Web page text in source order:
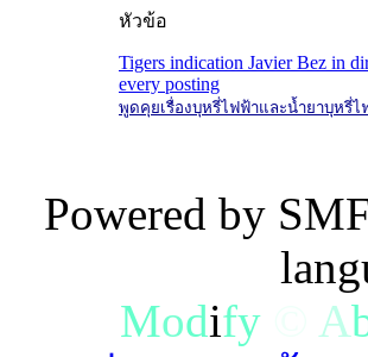
หัวข้อ
Tigers indication Javier Bez in
every posting
พูดคุยเรื่องบุหรี่ไฟฟ้าและน้ำยาบุหรี่ไ
Powered by
Modify A